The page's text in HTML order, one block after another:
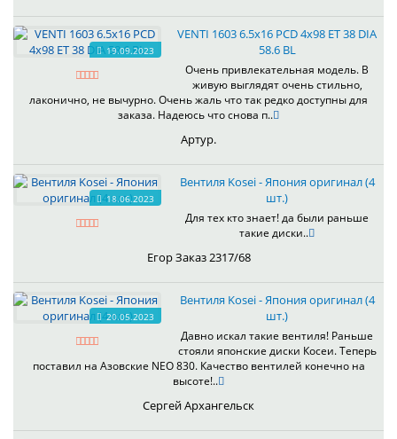
19.09.2023
VENTI 1603 6.5x16 PCD 4x98 ET 38 DIA
58.6 BL
Очень привлекательная модель. В
живую выглядят очень стильно,
лаконично, не вычурно. Очень жаль что так редко доступны для
заказа. Надеюсь что снова п..
Артур.
18.06.2023
Вентиля Kosei - Япония оригинал (4
шт.)
Для тех кто знает! да были раньше
такие диски..
Егор Заказ 2317/68
20.05.2023
Вентиля Kosei - Япония оригинал (4
шт.)
Давно искал такие вентиля! Раньше
стояли японские диски Косеи. Теперь
поставил на Азовские NEO 830. Качество вентилей конечно на
высоте!..
Сергей Архангельск